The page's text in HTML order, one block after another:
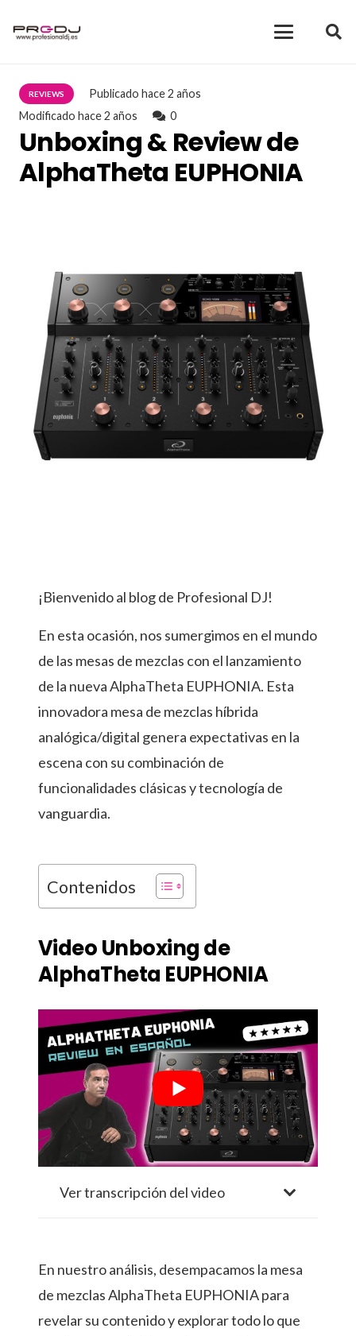
REVIEWS Publicadohace 2 años
Modificado hace 2 años 0
Unboxing & Review de
AlphaTheta EUPHONIA
¡Bienvenido al blog de Profesional DJ!
En esta ocasión, nos sumergimos en el mundo
de las mesas de mezclas con el lanzamiento
de la nueva AlphaTheta EUPHONIA. Esta
innovadora mesa de mezclas híbrida
analógica/digital genera expectativas en la
escena con su combinación de
funcionalidades clásicas y tecnología de
vanguardia.
Contenidos
Video Unboxing de
AlphaTheta EUPHONIA
Ver transcripción del video
En nuestro análisis, desempacamos la mesa
de mezclas AlphaTheta EUPHONIA para
revelar su contenido y explorar todo lo que